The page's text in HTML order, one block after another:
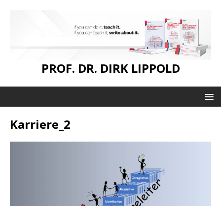
PROF. DR. DIRK LIPPOLD
Karriere_2